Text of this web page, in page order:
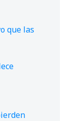
que las